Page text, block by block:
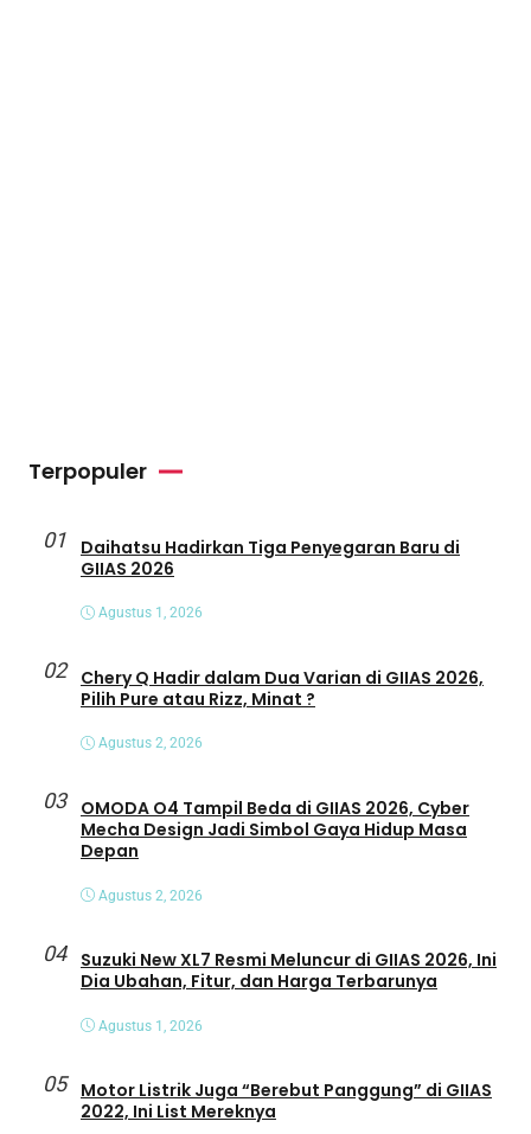
Terpopuler
01
Daihatsu Hadirkan Tiga Penyegaran Baru di
GIIAS 2026
Agustus 1, 2026
02
Chery Q Hadir dalam Dua Varian di GIIAS 2026,
Pilih Pure atau Rizz, Minat ?
Agustus 2, 2026
03
OMODA O4 Tampil Beda di GIIAS 2026, Cyber
Mecha Design Jadi Simbol Gaya Hidup Masa
Depan
Agustus 2, 2026
04
Suzuki New XL7 Resmi Meluncur di GIIAS 2026, Ini
Dia Ubahan, Fitur, dan Harga Terbarunya
Agustus 1, 2026
05
Motor Listrik Juga “Berebut Panggung” di GIIAS
2022, Ini List Mereknya